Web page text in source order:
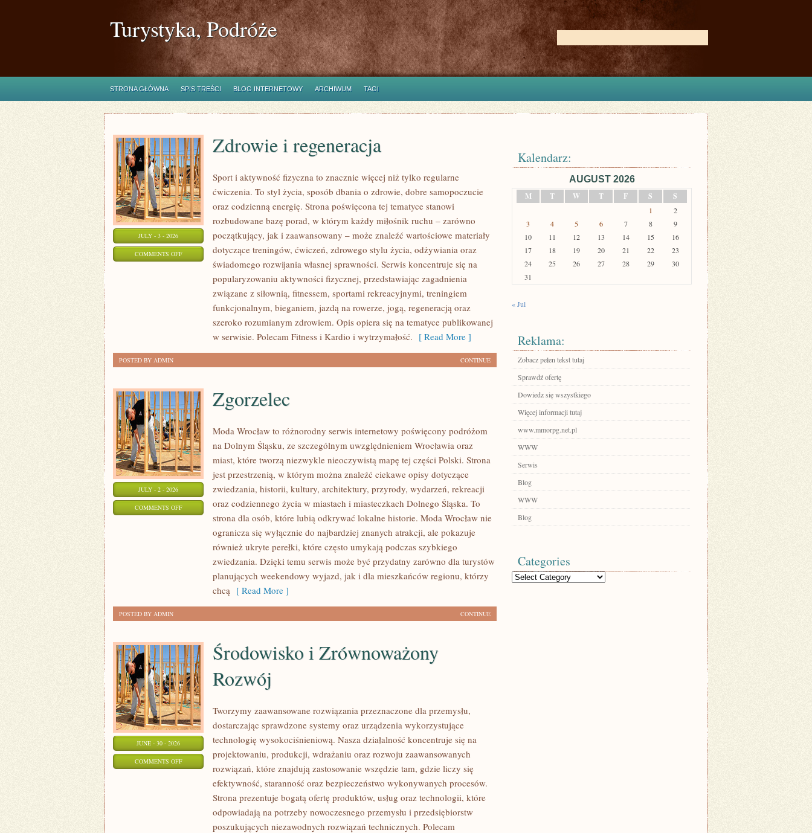
Turystyka, Podróże
STRONA GŁÓWNA SPIS TREŚCI BLOG INTERNETOWY ARCHIWUM TAGI
JULY - 3 - 2026
COMMENTS OFFON
REGENERACJA
Zdrowie i regeneracja
Sport i aktywność fizyczna to znacznie więcej niż tylko regularne
ćwiczenia. To styl życia, sposób dbania o zdrowie, dobre samopoczucie
oraz codzienną energię. Strona poświęcona tej tematyce stanowi
rozbudowane bazę porad, w którym każdy miłośnik ruchu – zarówno
początkujący, jak i zaawansowany – może znaleźć wartościowe materiały
dotyczące treningów, ćwiczeń, zdrowego stylu życia, odżywiania oraz
świadomego rozwijania własnej sprawności. Serwis koncentruje się na
popularyzowaniu aktywności fizycznej, przedstawiając zagadnienia
związane z siłownią, fitnessem, sportami rekreacyjnymi, treningiem
funkcjonalnym, bieganiem, jazdą na rowerze, jogą, regeneracją oraz
szeroko rozumianym zdrowiem. Opis opiera się na tematyce publikowanej
w serwisie. Polecam Fitness i Kardio i wytrzymałość. [ Read More ]
CONTINUE
POSTED BY ADMIN
JULY - 2 - 2026
COMMENTS OFFON
ZGORZELEC
Zgorzelec
Moda Wrocław to różnorodny serwis internetowy poświęcony podróżom
na Dolnym Śląsku, ze szczególnym uwzględnieniem Wrocławia oraz
miast, które tworzą niezwykle nieoczywistą mapę tej części Polski. Strona
jest przestrzenią, w którym można znaleźć ciekawe opisy dotyczące
zwiedzania, historii, kultury, architektury, przyrody, wydarzeń, rekreacji
oraz codziennego życia w miastach i miasteczkach Dolnego Śląska. To
strona dla osób, które lubią odkrywać lokalne historie. Moda Wrocław nie
ogranicza się wyłącznie do najbardziej znanych atrakcji, ale pokazuje
również ukryte perełki, które często umykają podczas szybkiego
zwiedzania. Dzięki temu serwis może być przydatny zarówno dla turystów
planujących weekendowy wyjazd, jak i dla mieszkańców regionu, którzy
chcą [ Read More ]
CONTINUE
POSTED BY ADMIN
JUNE - 30 - 2026
COMMENTS OFFON
Środowisko i Zrównoważony
Rozwój
Tworzymy zaawansowane rozwiązania przeznaczone dla przemysłu,
dostarczając sprawdzone systemy oraz urządzenia wykorzystujące
technologię wysokociśnieniową. Nasza działalność koncentruje się na
projektowaniu, produkcji, wdrażaniu oraz rozwoju zaawansowanych
rozwiązań, które znajdują zastosowanie wszędzie tam, gdzie liczy się
efektywność, staranność oraz bezpieczeństwo wykonywanych procesów.
Strona prezentuje bogatą ofertę produktów, usług oraz technologii, które
odpowiadają na potrzeby nowoczesnego przemysłu i przedsiębiorstw
poszukujących niezawodnych rozwiązań technicznych. Polecam
Kalendarz:
AUGUST 2026
M
T W T F S S
1
2
3
4 5 6 7 8
9
10
11 12 13 14 15
16
17
18 19 20 21 22
23
24
25 26 27 28 29
30
31
« Jul
Reklama:
Zobacz pełen tekst tutaj
Sprawdź ofertę
Dowiedz się wszystkiego
Więcej informacji tutaj
www.mmorpg.net.pl
WWW
Serwis
Blog
WWW
Blog
Categories
Categories